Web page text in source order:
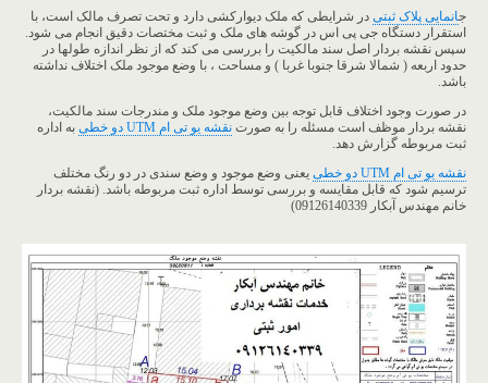
جانمایی پلاک ثبتی در شرایطی که ملک دیوارکشی دارد و تحت تصرف مالک است، با
استقرار دستگاه جی پی اس در گوشه های ملک و ثبت مختصات دقیق انجام می شود.
سپس نقشه بردار اصل سند مالکیت را بررسی می کند که از نظر اندازه طولها در
حدود اربعه ( شمالا شرقا جنوبا غربا ) و مساحت ، با وضع موجود ملک اختلاف نداشته
باشد.
در صورت وجود اختلاف قابل توجه بین وضع موجود ملک و مندرجات سند مالکیت،
نقشه بردار موظف است مسئله را به صورت نقشه یو تی ام UTM دو خطی
به اداره
ثبت مربوطه گزارش دهد.
نقشه یو تی ام UTM دو خطی
یعنی وضع موجود و وضع سندی در دو رنگ مختلف
ترسیم شود که قابل مقایسه و بررسی توسط اداره ثبت مربوطه باشد. (نقشه بردار
خانم مهندس آبکار 09126140339)